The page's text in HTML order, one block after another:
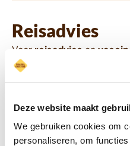
Deze website maakt
We gebruiken cookies om
personaliseren, om
Reisadvies
Voor reisadvies en
Travel Doctor. Travel
regelmatig bijgeschoold.
medische ondersteuning
vakantie of reis. Met een